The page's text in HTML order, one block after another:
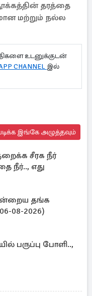
தரத்தை
மற்றும் நல்ல
உடனுக்குடன்
CHANNEL இல்
இங்கே அழுத்தவும்
சீரக நீர்
நீர்.., எது
தங்க
08-2026)
பருப்பு போளி..,